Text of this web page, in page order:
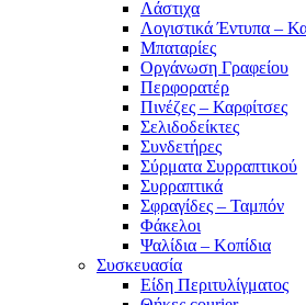
Λάστιχα
Λογιστικά Έντυπα –
Μπαταρίες
Οργάνωση Γραφείου
Περφορατέρ
Πινέζες – Καρφίτσες
Σελιδοδείκτες
Συνδετήρες
Σύρματα Συρραπτικού
Συρραπτικά
Σφραγίδες – Ταμπόν
Φάκελοι
Ψαλίδια – Κοπίδια
Συσκευασία
Είδη Περιτυλίγματος